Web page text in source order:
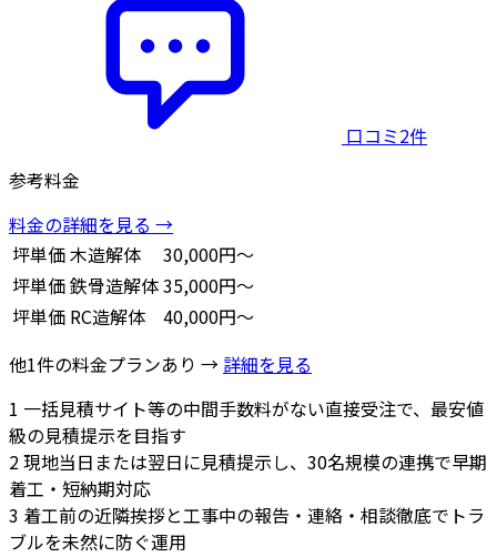
口コミ2件
参考料金
料金の詳細を見る →
坪単価木造解体
30,000円～
坪単価鉄骨造解体35,000円～
坪単価 RC造解体
40,000円～
他1件の料金プランあり → 詳細を見る
1 一括見積サイト等の中間手数料がない直接受注で、最安値
級の見積提示を目指す
2現地当日または翌日に見積提示し、30名規模の連携で早期
着工・短納期対応
3 着工前の近隣挨拶と工事中の報告・連絡・相談徹底でトラ
ブルを未然に防ぐ運用